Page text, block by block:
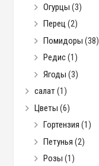
Огурцы (3)
Перец (2)
Помидоры (38)
Редис(1)
Ягоды (3)
салат(1)
Цветы (6)
Гортензия (1)
Петунья (2)
Розы (1)